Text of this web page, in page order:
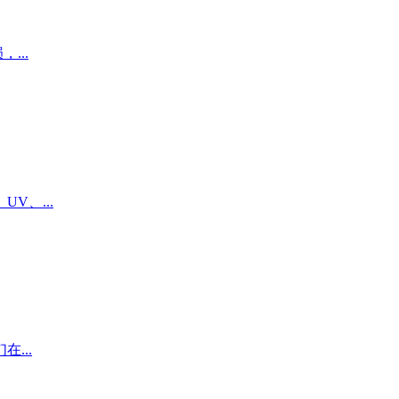
...
UV、...
在...